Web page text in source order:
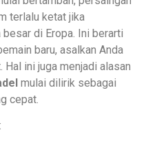
terlalu ketat jika
di Eropa. Ini berarti
baru, asalkan Anda
ini juga menjadi alasan
mulai dilirik sebagai
cepat.